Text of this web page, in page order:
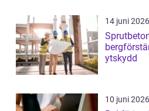
14 juni 2026
ytskydd
10 juni 2026